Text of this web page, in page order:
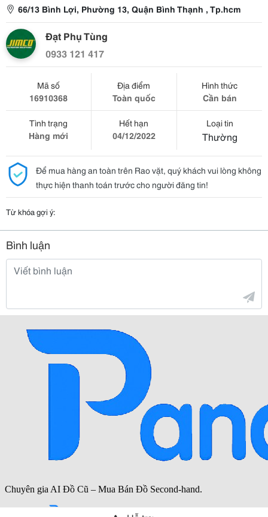
66/13 Bình Lợi, Phường 13, Quận Bình Thạnh , Tp.hcm
Đạt Phụ Tùng
0933 121 417
Mã số
16910368
Địa điểm
Toàn quốc
Hình thức
Cần bán
Tình trạng
Hàng mới
Hết hạn
04/12/2022
Loại tin
Thường
Để mua hàng an toàn trên Rao vặt, quý khách vui lòng không
thực hiện thanh toán trước cho người đăng tin!
Từ khóa gợi ý:
Bình luận